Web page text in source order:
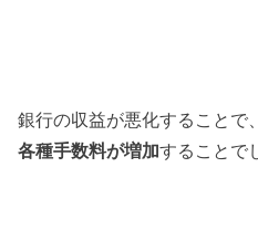
銀行の収益が悪化することで
各種手数料が増加することで